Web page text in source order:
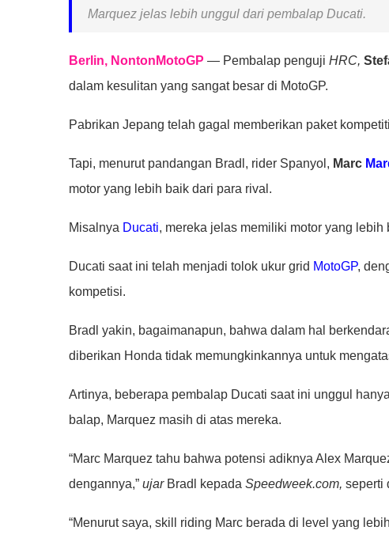
Marquez jelas lebih unggul dari pembalap Ducati.
Berlin, NontonMotoGP — Pembalap penguji HRC,
dalam kesulitan yang sangat besar di MotoGP.
Pabrikan Jepang telah gagal memberikan paket
Tapi, menurut pandangan Bradl, rider Spanyol, Marc
motor yang lebih baik dari para rival.
Misalnya Ducati, mereka jelas memiliki motor yang lebih
Ducati saat ini telah menjadi tolok ukur grid MotoGP,
kompetisi.
Bradl yakin, bagaimanapun, bahwa dalam hal
diberikan Honda tidak memungkinkannya untuk
Artinya, beberapa pembalap Ducati saat ini unggul
balap, Marquez masih di atas mereka.
“Marc Marquez tahu bahwa potensi adiknya Alex
dengannya,” ujarBradl kepada Speedweek.com, seperti
“Menurut saya, skill riding Marc berada di level yang